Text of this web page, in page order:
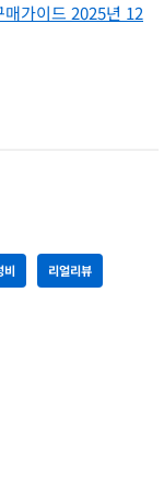
가이드 2025년 12
비 리얼리뷰